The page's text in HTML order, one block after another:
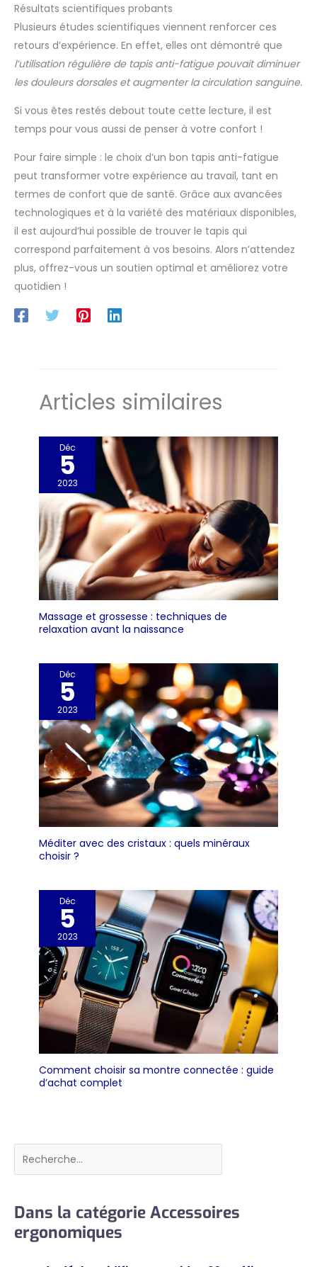
Résultats scientifiques probants
Plusieurs études scientifiques viennent renforcer ces
retours d’expérience. En effet, elles ont démontré que
l’utilisation régulière de tapis anti-fatigue pouvait diminuer
les douleurs dorsales et augmenter la circulation sanguine.
Si vous êtes restés debout toute cette lecture, il est
temps pour vous aussi de penser à votre confort !
Pour faire simple : le choix d’un bon tapis anti-fatigue
peut transformer votre expérience au travail, tant en
termes de confort que de santé. Grâce aux avancées
technologiques et à la variété des matériaux disponibles,
il est aujourd’hui possible de trouver le tapis qui
correspond parfaitement à vos besoins. Alors n’attendez
plus, offrez-vous un soutien optimal et améliorez votre
quotidien !
Articles similaires
Déc
5
2023
Massage et grossesse : techniques de
relaxation avant la naissance
Déc
5
2023
Méditer avec des cristaux : quels minéraux
choisir ?
Déc
5
2023
Comment choisir sa montre connectée : guide
d’achat complet
Rechercher
Dans la catégorie Accessoires
ergonomiques